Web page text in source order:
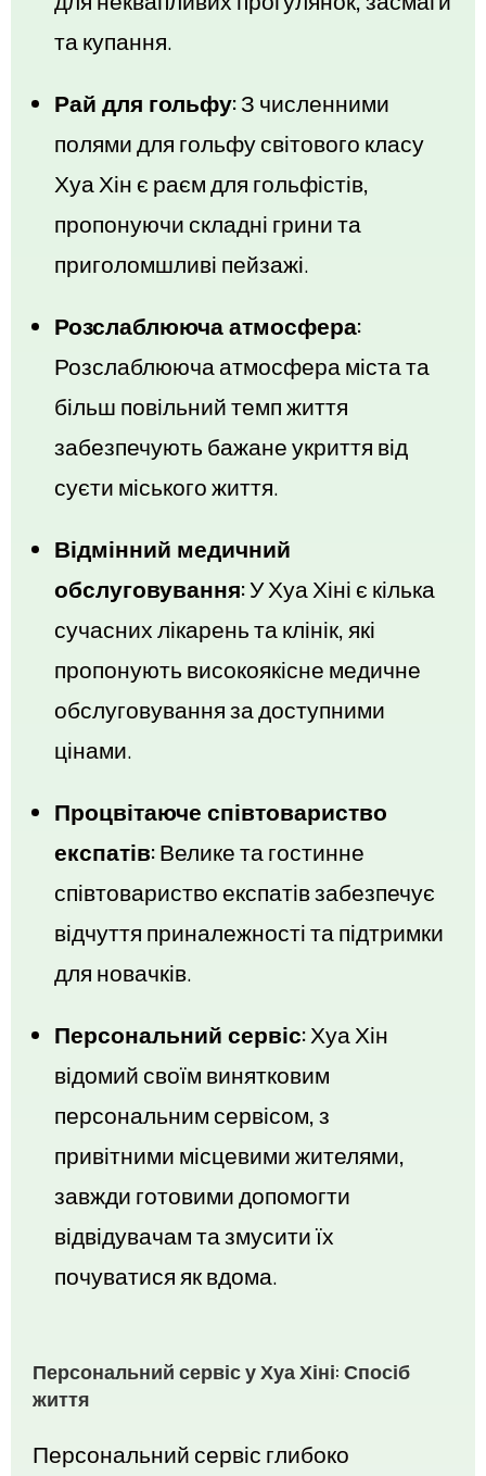
та купання.
Рай для гольфу:З численними
полями для гольфу світового класу
Хуа Хін є раєм для гольфістів,
пропонуючи складні грини та
приголомшливі пейзажі.
Розслаблююча атмосфера:
Розслаблююча атмосфера міста та
більш повільний темп життя
забезпечують бажане укриття від
суєти міського життя.
Відмінний медичний
обслуговування:У Хуа Хіні є кілька
сучасних лікарень та клінік, які
пропонують високоякісне медичне
обслуговування за доступними
цінами.
Процвітаюче співтовариство
експатів:Велике та гостинне
співтовариство експатів забезпечує
відчуття приналежності та підтримки
для новачків.
Персональний сервіс:Хуа Хін
відомий своїм винятковим
персональним сервісом, з
привітними місцевими жителями,
завжди готовими допомогти
відвідувачам та змусити їх
почуватися як вдома.
Персональний сервіс у Хуа Хіні: Спосіб
життя
Персональний сервіс глибоко